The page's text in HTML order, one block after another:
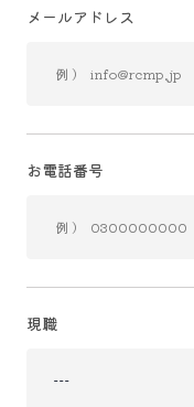
メールアドレス
お電話番号
現職